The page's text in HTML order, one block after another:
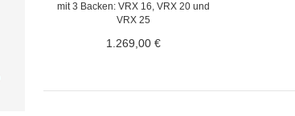
mit 3 Backen: VRX 16, VRX 20 und
VRX 25
1.269,00 €